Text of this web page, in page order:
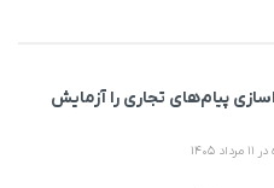
پیام‌های تجاری را آزمایش